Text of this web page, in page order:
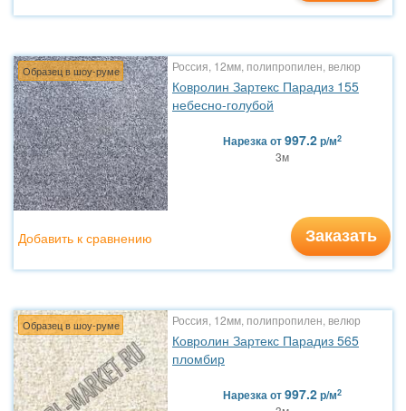
Образец в шоу-руме Россия, 12мм, полипропилен, велюр
Ковролин Зартекс Парадиз 155
небесно-голубой
Нарезкаот997.2р/м2
3м
Заказать
Добавить к сравнению
Образец в шоу-руме Россия, 12мм, полипропилен, велюр
Ковролин Зартекс Парадиз 565
пломбир
Нарезкаот997.2р/м2